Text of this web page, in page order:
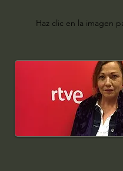
Haz clic en la imagen